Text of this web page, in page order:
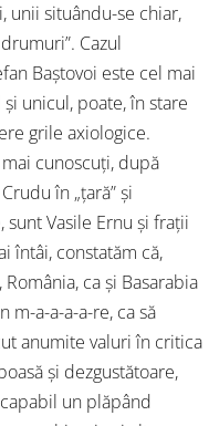
unii situându-se chiar,
Cazul
Baștovoi este cel mai
unicul, poate, în stare
grile axiologice.
cunoscuți, după
în „țară” și
Vasile Ernu și frații
întâi, constatăm că,
ca și Basarabia
m-a-a-a-a-re, ca să
anumite valuri în critica
și dezgustătoare,
un plăpând